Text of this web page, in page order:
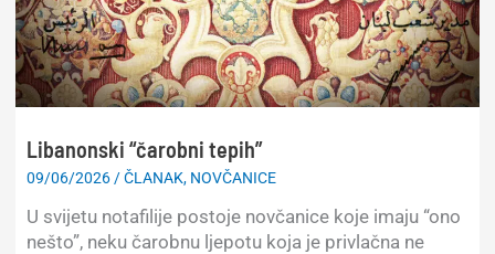
Libanonski “čarobni tepih”
09/06/2026 /ČLANAK, NOVČANICE
U svijetu notafilije postoje novčanice koje imaju “ono
nešto”, neku čarobnu ljepotu koja je privlačna ne